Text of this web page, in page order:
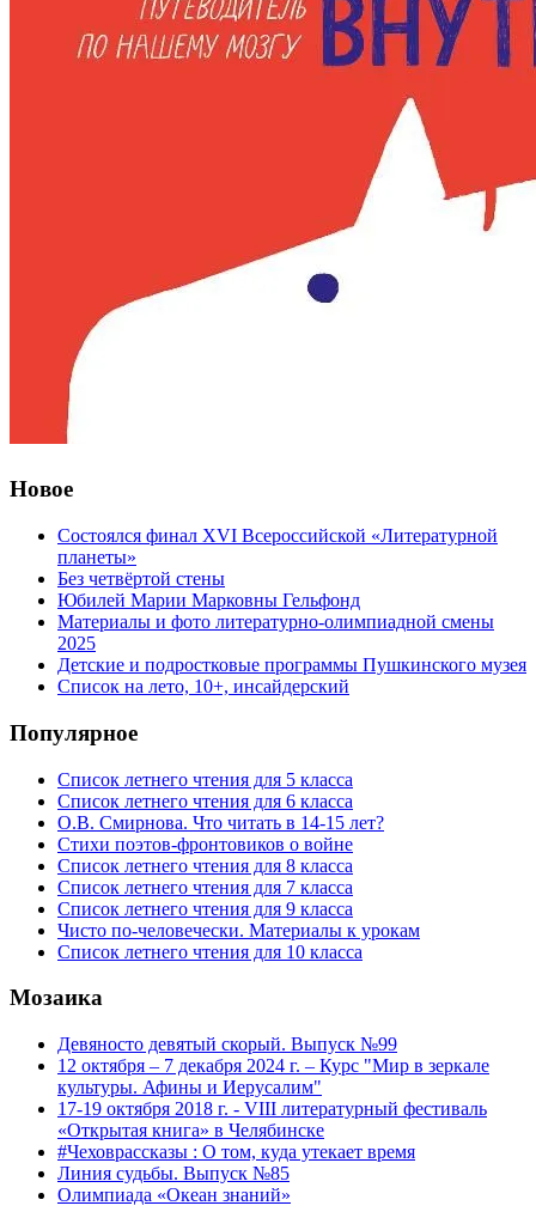
Новое
Состоялся финал XVI Всероссийской «Литературной
планеты»
Без четвёртой стены
Юбилей Марии Марковны Гельфонд
Материалы и фото литературно-олимпиадной смены
2025
Детские и подростковые программы Пушкинского музея
Список на лето, 10+, инсайдерский
Популярное
Список летнего чтения для 5 класса
Список летнего чтения для 6 класса
О.В. Смирнова. Что читать в 14-15 лет?
Стихи поэтов-фронтовиков о войне
Список летнего чтения для 8 класса
Список летнего чтения для 7 класса
Список летнего чтения для 9 класса
Чисто по-человечески. Материалы к урокам
Список летнего чтения для 10 класса
Мозаика
Девяносто девятый скорый. Выпуск №99
12 октября – 7 декабря 2024 г. – Курс "Мир в зеркале
культуры. Афины и Иерусалим"
17-19 октября 2018 г. - VIII литературный фестиваль
«Открытая книга» в Челябинске
#Чеховрассказы : О том, куда утекает время
Линия судьбы. Выпуск №85
Олимпиада «Океан знаний»